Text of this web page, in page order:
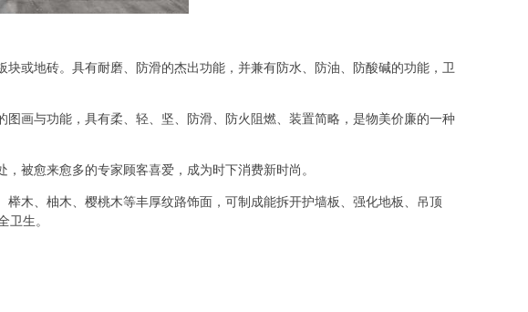
或地砖。具有耐磨、防滑的杰出功能，并兼有防水、防油、防酸碱的功能，卫
画与功能，具有柔、轻、坚、防滑、防火阻燃、装置简略，是物美价廉的一种
被愈来愈多的专家顾客喜爱，成为时下消费新时尚。
木、柚木、樱桃木等丰厚纹路饰面，可制成能拆开护墙板、强化地板、吊顶
卫生。